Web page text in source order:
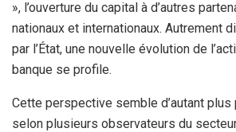
», l’ouverture du capital à d’autres
nationaux et internationaux. Autrement
par l’État, une nouvelle évolution de
banque se profile.
Cette perspective semble d’autant plus
selon plusieurs observateurs du